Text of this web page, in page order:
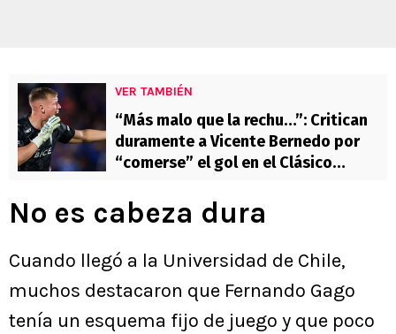
VER TAMBIÉN
“Más malo que la rechu…”: Critican
duramente a Vicente Bernedo por
“comerse” el gol en el Clásico
No es cabeza dura
Cuando llegó a la Universidad de Chile,
muchos destacaron que Fernando Gago
tenía un esquema fijo de juego y que poco